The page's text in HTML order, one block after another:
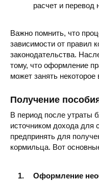
расчет и перевод
Важно помнить, что
зависимости от правил
законодательства.
тому, что оформление
может занять некоторое
Получение
В период после утраты
источником дохода для
предпринять для
кормильца. Вот
Оформление